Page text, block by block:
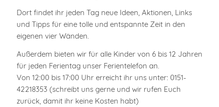
Dort findet ihr jeden Tag neue Ideen, Aktionen, Links
und Tipps für eine tolle und entspannte Zeit in den
eigenen vier Wänden.
Außerdem bieten wir für alle Kinder von 6 bis 12 Jahren
für jeden Ferientag unser Ferientelefon an.
Von 12:00 bis 17:00 Uhr erreicht ihr uns unter: 0151-
42218353 (schreibt uns gerne und wir rufen Euch
zurück, damit ihr keine Kosten habt)